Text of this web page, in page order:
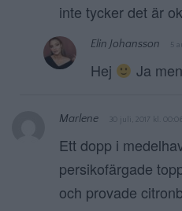
inte tycker det är
Elin Johansson 5
Hej Ja
Marlene 30 juli, 2017 kl. 00:06
Ett dopp i
persikofärgade
och provade